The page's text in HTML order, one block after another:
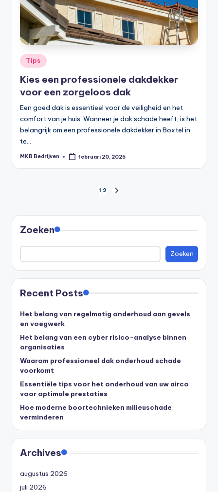
Tips
Kies een professionele dakdekker
voor een zorgeloos dak
Een goed dak is essentieel voor de veiligheid en het
comfort van je huis. Wanneer je dak schade heeft, is het
belangrijk om een professionele dakdekker in Boxtel in
te…
MKB Bedrijven februari 20, 2025
1 2
Zoeken
Zoeken
Recent Posts
Het belang van regelmatig onderhoud aan gevels
en voegwerk
Het belang van een cyber risico-analyse binnen
organisaties
Waarom professioneel dak onderhoud schade
voorkomt
Essentiële tips voor het onderhoud van uw airco
voor optimale prestaties
Hoe moderne boortechnieken milieuschade
verminderen
Archives
augustus 2026
juli 2026